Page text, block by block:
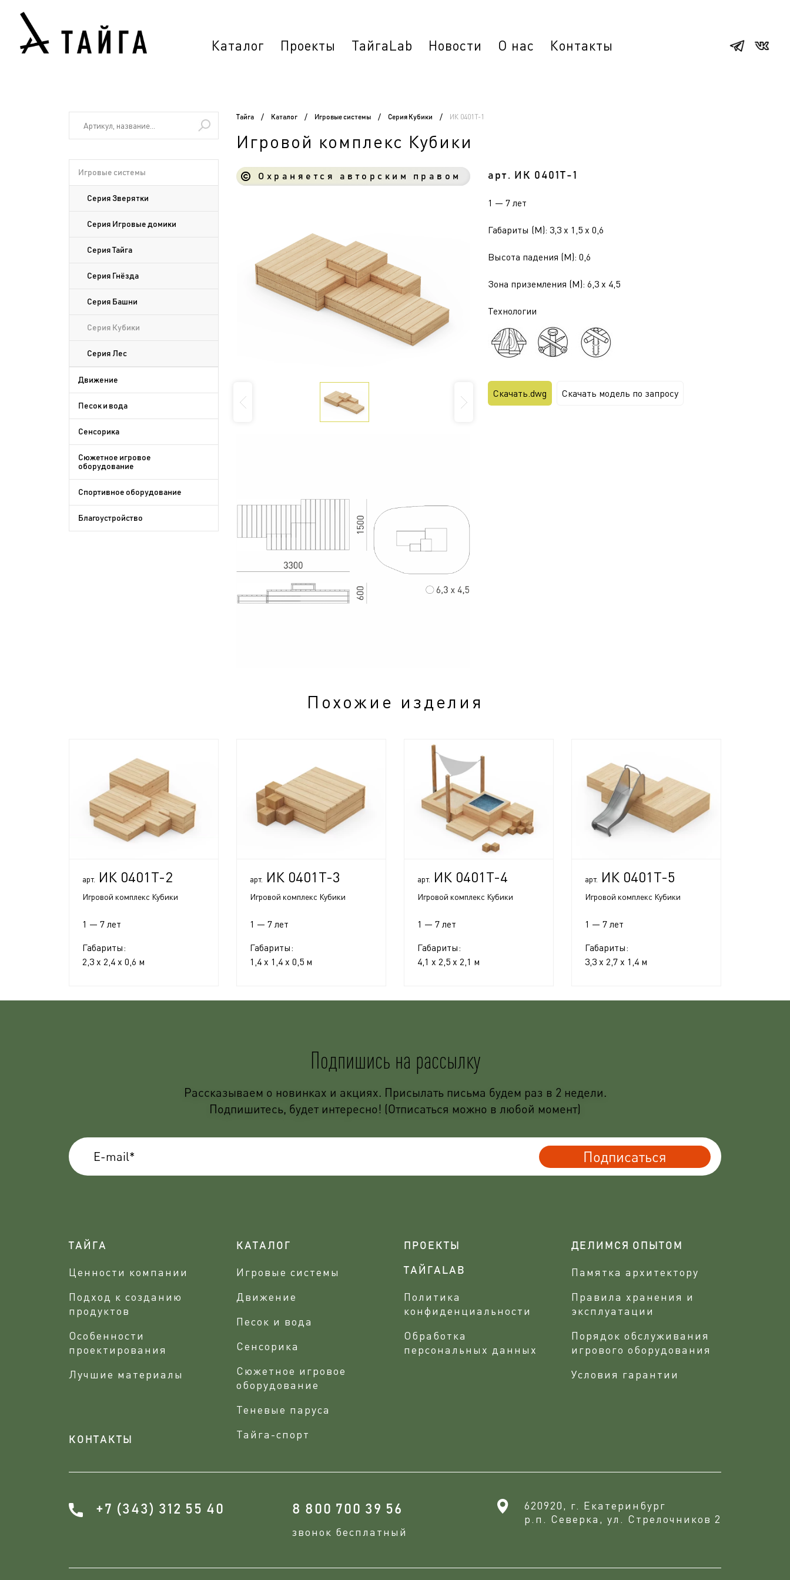
Каталог Проекты ТайгаLab Новости О нас Контакты
Игровые системы
Серия Зверятки
Серия Игровые домики
Серия Тайга
Серия Гнёзда
Серия Башни
Серия Кубики
Серия Лес
Движение
Песок и вода
Сенсорика
Сюжетное игровое
оборудование
Спортивное оборудование
Благоустройство
Тайга / Каталог / Игровые системы / Серия Кубики / ИК 0401Т-1
Игровой комплекс Кубики
Охраняется авторским правом арт. ИК 0401Т-1
1 — 7 лет
Габариты (М): 3,3 x 1,5 x 0,6
Высота падения (М): 0,6
Зона приземления (М): 6,3 x 4,5
Технологии
Скачать.dwg Скачать модель по запросу
Похожие изделия
арт. ИК 0401Т-2
Игровой комплекс Кубики
1 — 7 лет
Габариты:
2,3 x 2,4 x 0,6 м
арт. ИК 0401Т-3
Игровой комплекс Кубики
1 — 7 лет
Габариты:
1,4 x 1,4 x 0,5 м
арт. ИК 0401Т-4
Игровой комплекс Кубики
1 — 7 лет
Габариты:
4,1 x 2,5 x 2,1 м
арт. ИК 0401Т-5
Игровой комплекс Кубики
1 — 7 лет
Габариты:
3,3 x 2,7 x 1,4 м
Подпишись на рассылку
Рассказываем о новинках и акциях. Присылать письма будем раз в 2 недели.
Подпишитесь, будет интересно! (Отписаться можно в любой момент)
Подписаться
ТАЙГА
Ценности компании
Подход к созданию
продуктов
Особенности
проектирования
Лучшие материалы
КОНТАКТЫ
КАТАЛОГ
Игровые системы
Движение
Песок и вода
Сенсорика
Сюжетное игровое
оборудование
Теневые паруса
Тайга-спорт
ПРОЕКТЫ
ТАЙГАLAB
Политика
конфиденциальности
Обработка
персональных данных
ДЕЛИМСЯ ОПЫТОМ
Памятка архитектору
Правила хранения и
эксплуатации
Порядок обслуживания
игрового оборудования
Условия гарантии
+7 (343) 312 55 40 8 800 700 39 56
звонок бесплатный
620920, г. Екатеринбург
р.п. Северка, ул. Стрелочников 2